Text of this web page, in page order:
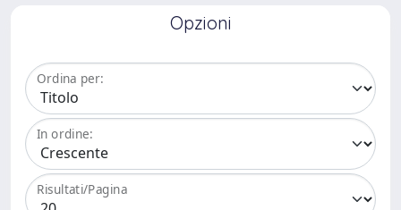
Opzioni
Ordina per:
In ordine:
Risultati/Pagina